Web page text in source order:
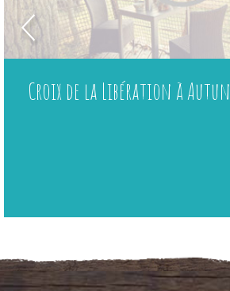
Croix de la Libération à Autun